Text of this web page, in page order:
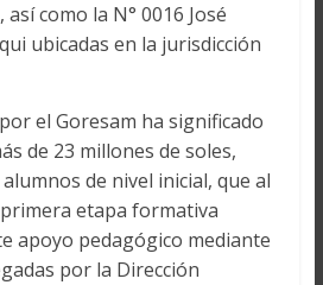
así como la N° 0016 José
ubicadas en la jurisdicción
el Goresam ha significado
de 23 millones de soles,
de nivel inicial, que al
etapa formativa
apoyo pedagógico mediante
por la Dirección